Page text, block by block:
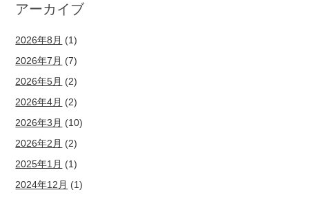
アーカイブ
2026年8月 (1)
2026年7月 (7)
2026年5月 (2)
2026年4月 (2)
2026年3月 (10)
2026年2月 (2)
2025年1月 (1)
2024年12月 (1)